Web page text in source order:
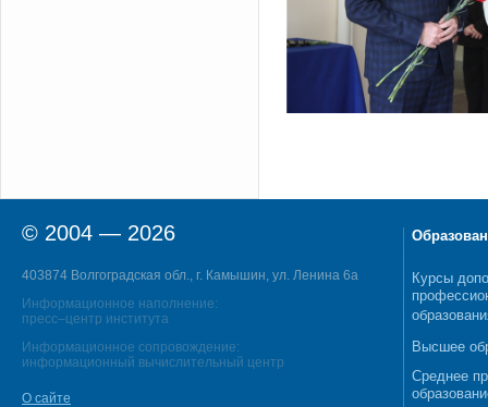
© 2004 — 2026
403874 Волгоградская обл., г. Камышин, ул. Ленина 6а
Информационное наполнение:
пресс–центр института
Информационное сопровождение:
информационный вычислительный центр
О сайте
Курсы
Высшее
Среднее